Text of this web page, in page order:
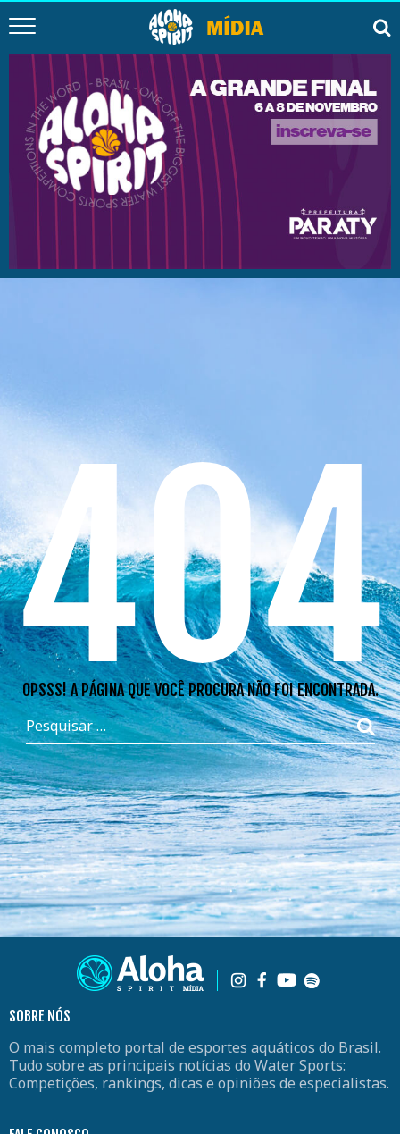
404
OPSSS! A PÁGINA QUE VOCÊ PROCURA NÃO FOI ENCONTRADA.
SOBRE NÓS
O mais completo portal de esportes aquáticos do Brasil.
Tudo sobre as principais notícias do Water Sports:
Competições, rankings, dicas e opiniões de especialistas.